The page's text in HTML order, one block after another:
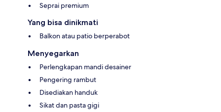
Seprai premium
Yang bisa dinikmati
Balkon atau patio berperabot
Menyegarkan
Perlengkapan mandi desainer
Pengering rambut
Disediakan handuk
Sikat dan pasta gigi